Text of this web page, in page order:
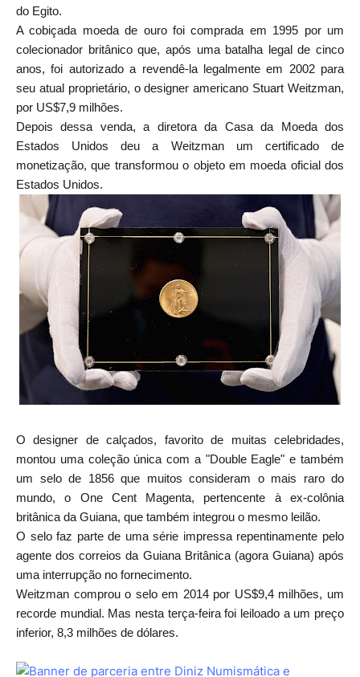
do Egito.
A cobiçada moeda de ouro foi comprada em 1995 por um
colecionador britânico que, após uma batalha legal de cinco
anos, foi autorizado a revendê-la legalmente em 2002 para
seu atual proprietário, o designer americano Stuart Weitzman,
por US$7,9 milhões.
Depois dessa venda, a diretora da Casa da Moeda dos
Estados Unidos deu a Weitzman um certificado de
monetização, que transformou o objeto em moeda oficial dos
Estados Unidos.
O designer de calçados, favorito de muitas celebridades,
montou uma coleção única com a "Double Eagle" e também
um selo de 1856 que muitos consideram o mais raro do
mundo, o One Cent Magenta, pertencente à ex-colônia
britânica da Guiana, que também integrou o mesmo leilão.
O selo faz parte de uma série impressa repentinamente pelo
agente dos correios da Guiana Britânica (agora Guiana) após
uma interrupção no fornecimento.
Weitzman comprou o selo em 2014 por US$9,4 milhões, um
recorde mundial. Mas nesta terça-feira foi leiloado a um preço
inferior, 8,3 milhões de dólares.